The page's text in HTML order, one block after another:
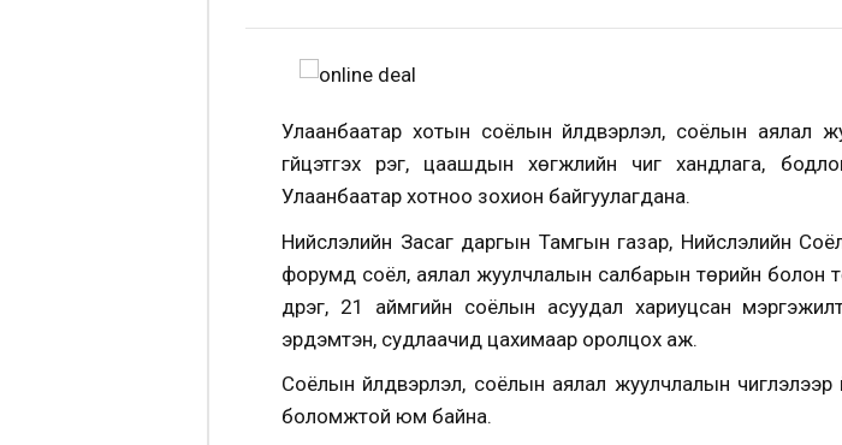
Улаанбаатар хотын соёлын үйлдвэрлэл, соёлын аялал
гүйцэтгэх үүрэг, цаашдын хөгжлийн чиг хандлага,
Улаанбаатар хотноо зохион байгуулагдана.
Нийслэлийн Засаг даргын Тамгын газар, Нийслэлийн
форумд соёл, аялал жуулчлалын салбарын төрийн болон
дүүрэг, 21 аймгийн соёлын асуудал хариуцсан
эрдэмтэн, судлаачид цахимаар оролцох аж.
Соёлын үйлдвэрлэл, соёлын аялал жуулчлалын
боломжтой юм байна.